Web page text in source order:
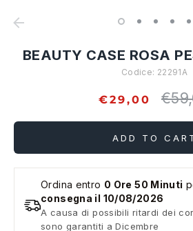
BEAUTY CASE ROSA
Codice: 22291A
€29,00
Regular
ADD TO
Ordina entro 0 Ore 50 Minuti
consegna il 10/08/2026
A causa di possibili ritardi dei
sono garantiti a Dicembre